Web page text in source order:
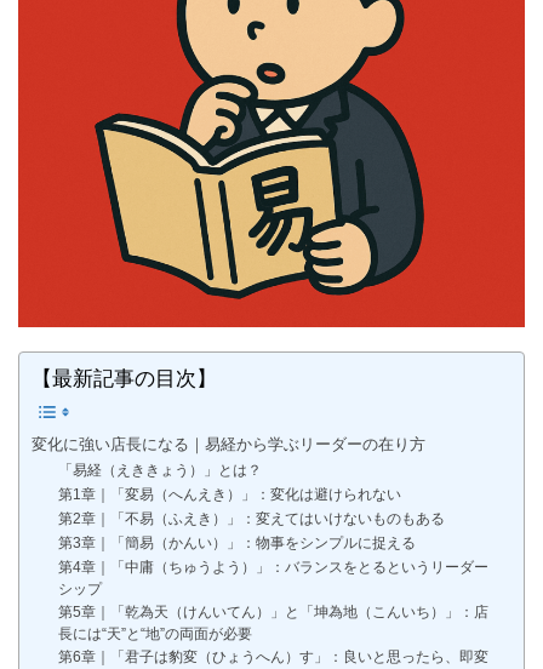
【最新記事の目次】
変化に強い店長になる｜易経から学ぶリーダーの在り方
「易経（えききょう）」とは？
第1章｜「変易（へんえき）」：変化は避けられない
第2章｜「不易（ふえき）」：変えてはいけないものもある
第3章｜「簡易（かんい）」：物事をシンプルに捉える
第4章｜「中庸（ちゅうよう）」：バランスをとるというリーダー
シップ
第5章｜「乾為天（けんいてん）」と「坤為地（こんいち）」：店
長には“天”と“地”の両面が必要
第6章｜「君子は豹変（ひょうへん）す」：良いと思ったら、即変